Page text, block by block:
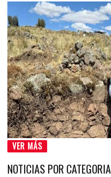
VER MÁS
NOTICIAS POR CATEGORIA